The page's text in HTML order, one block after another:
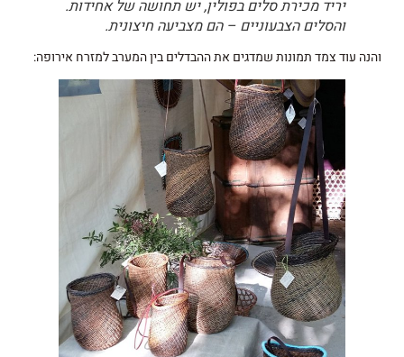
יריד מכירת סלים בפולין, יש תחושה של אחידות.
והסלים הצבעוניים – הם מצביעה חיצונית.
והנה עוד צמד תמונות שמדגים את ההבדלים בין המערב למזרח אירופה: